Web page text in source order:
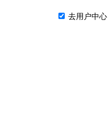
去用户中心